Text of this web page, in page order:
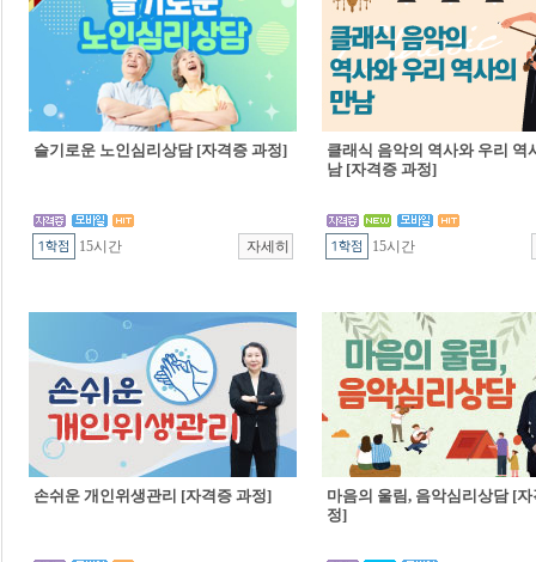
슬기로운 노인심리상담 [자격증 과정]
15시간
클래식 음악의 역사와 우리 역
남 [자격증 과정]
15시간
손쉬운 개인위생관리 [자격증 과정]
마음의 울림, 음악심리상담 [
정]